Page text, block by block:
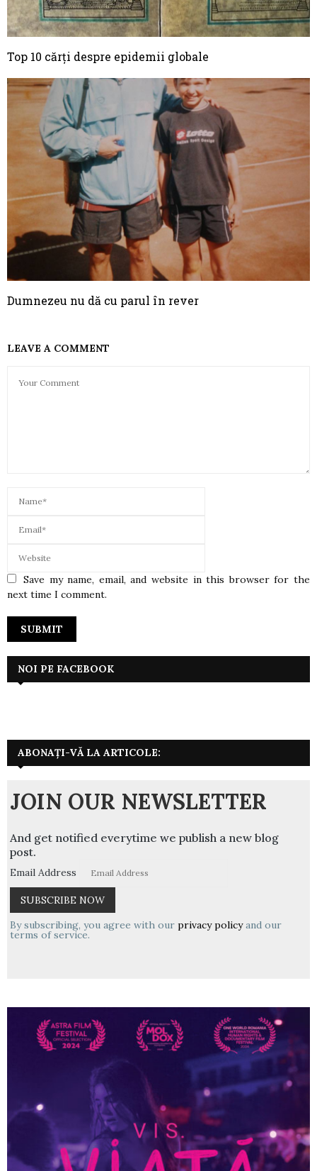
Top 10 cărți despre epidemii globale
Dumnezeu nu dă cu parul în rever
LEAVE A COMMENT
Save my name, email, and website in this browser for the
next time I comment.
NOI PE FACEBOOK
ABONAȚI-VĂ LA ARTICOLE:
JOIN OUR NEWSLETTER
And get notified everytime we publish a new blog
post.
Email Address
By subscribing, you agree with our privacy policyand our
terms of service.